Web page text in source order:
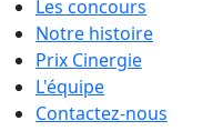
Les concours
Notre histoire
Prix Cinergie
L'équipe
Contactez-nous